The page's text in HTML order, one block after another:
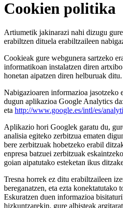
Cookien politika
Artiumetik jakinarazi nahi dizugu
erabiltzen dituela erabiltzaileen
Cookieak gure webgunera sartzeko
informatikoan instalatzen diren
honetan aipatzen diren helburuak ditu.
Nabigazioaren informazioa jasotzeko
dugun aplikazioa Google Analytics da:
eta http://www.google.es/intl/es/
Aplikazio hori Googlek garatu du,
analisia egiteko zerbitzua ematen
bere zerbitzuak hobetzeko erabil
enpresa batzuei zerbitzuak
goian aipatutako esteketan ikus
Tresna horrek ez ditu erabiltzaileen
bereganatzen, eta ezta konektatutako
Eskuratzen duen informazioa
hizkuntzarekin, gure albisteak